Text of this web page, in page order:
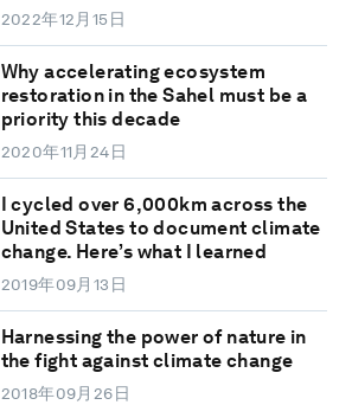
2022年12月15日
Why accelerating ecosystem
restoration in the Sahel must be a
priority this decade
2020年11月24日
I cycled over 6,000km across the
United States to document climate
change. Here’s what I learned
2019年09月13日
Harnessing the power of nature in
the fight against climate change
2018年09月26日